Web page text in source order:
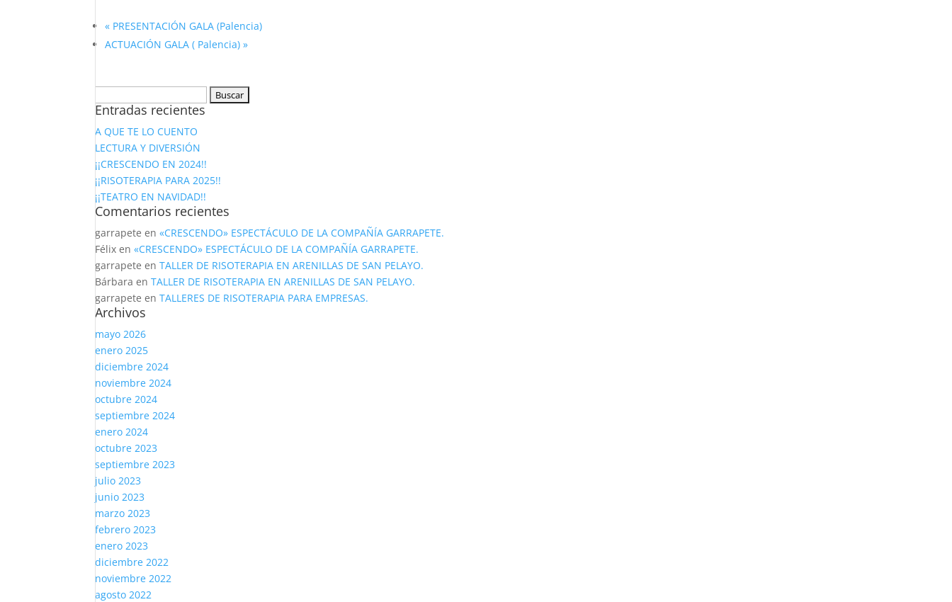
« PRESENTACIÓN GALA (Palencia)
ACTUACIÓN GALA ( Palencia)»
Entradas recientes
A QUE TE LO CUENTO
LECTURA Y DIVERSIÓN
¡¡CRESCENDO EN 2024!!
¡¡RISOTERAPIA PARA 2025!!
¡¡TEATRO EN NAVIDAD!!
Comentarios recientes
garrapete en«CRESCENDO» ESPECTÁCULO DE LA COMPAÑÍA GARRAPETE.
Félix en«CRESCENDO» ESPECTÁCULO DE LA COMPAÑÍA GARRAPETE.
garrapete enTALLER DE RISOTERAPIA EN ARENILLAS DE SAN PELAYO.
Bárbara enTALLER DE RISOTERAPIA EN ARENILLAS DE SAN PELAYO.
garrapete enTALLERES DE RISOTERAPIA PARA EMPRESAS.
Archivos
mayo 2026
enero 2025
diciembre 2024
noviembre 2024
octubre 2024
septiembre 2024
enero 2024
octubre 2023
septiembre 2023
julio 2023
junio 2023
marzo 2023
febrero 2023
enero 2023
diciembre 2022
noviembre 2022
agosto 2022